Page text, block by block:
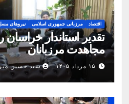
اقتصاد مرزبانی جمهوری اسلامی نیروهای
تقدیر استاندار
مجاهدت مرزبانان
۱۵ مرداد ۱۴۰۵ سید حسین